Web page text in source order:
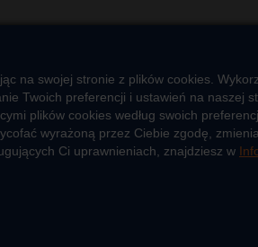
na swojej stronie z plików cookies.
Twoich preferencji i ustawień na naszej
plików cookies według swoich
wyrażoną przez Ciebie zgodę,
Ci uprawnieniach, znajdziesz w